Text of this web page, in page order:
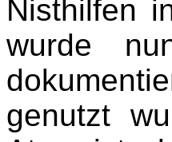
Nisthilfen
wurde
genutzt